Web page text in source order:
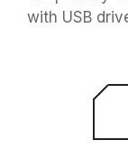
with USB